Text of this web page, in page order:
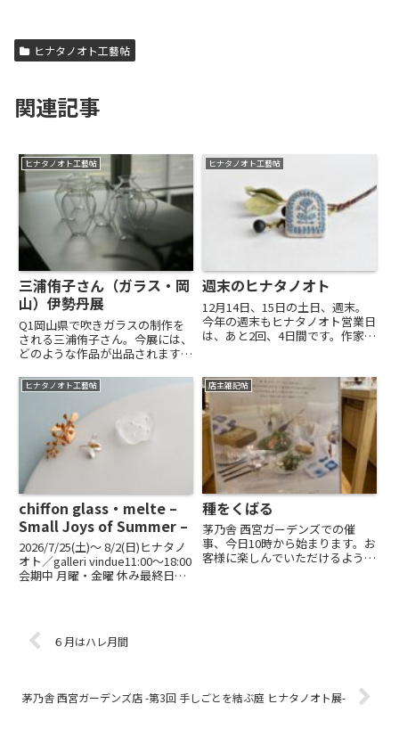
ヒナタノオト工藝帖
関連記事
ヒナタノオト工藝帖
三浦侑子さん（ガラス・岡
山）伊勢丹展
Q1岡山県で吹きガラスの制作を
される三浦侑子さん。今展には、
どのような作品が出品されます
器、キャンドルスタンド、器など
を出品します。春の展示会ですの
で、かすみをイメージした器や花
器も多めにご用意したいです。
ヒナタノオト工藝帖
週末のヒナタノオト
12月14日、15日の土日、週末。
今年の週末もヒナタノオト営業日
は、あと2回、4日間です。作家の
して作家の方々との出会いもお楽
しみいただければと思います。
nagamori chik...
ヒナタノオト工藝帖
chiffon glass・melte –
Small Joys of Summer –
2026/7/25(土)〜 8/2(日)ヒナタノ
オト／galleri vindue11:00～18:00
会期中 月曜・金曜 休み最終日
店主雑記帖
種をくばる
茅乃舎 西宮ガーデンズでの催
事、今日10時から始まります。お
客様に楽しんでいただけるよう
６月はハレ月間
茅乃舎 西宮ガーデンズ店 -第3回 手しごとを結ぶ庭 ヒナタノオト展-